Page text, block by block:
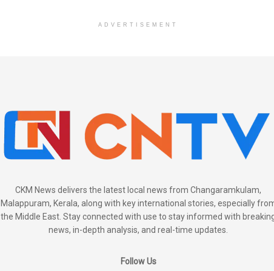
ADVERTISEMENT
CKM News delivers the latest local news from Changaramkulam,
Malappuram, Kerala, along with key international stories, especially
the Middle East. Stay connected with use to stay informed with
news, in-depth analysis, and real-time updates.
Follow Us